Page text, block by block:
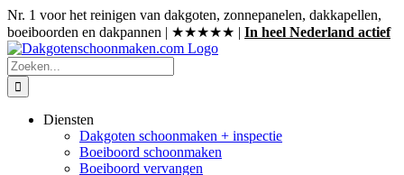
Ga
naar
inhoud
Nr. 1 voor het reinigen van dakgoten, zonnepanelen, dakkapellen,
boeiboorden en dakpannen | ★★★★★ | In heel Nederland actief
Zoeken
naar:
Diensten
Dakgoten schoonmaken + inspectie
Boeiboord schoonmaken
Boeiboord vervangen